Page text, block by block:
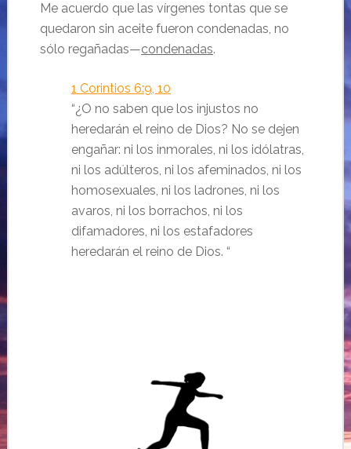
Me acuerdo que las vírgenes tontas que se
quedaron sin aceite fueron condenadas, no
sólo regañadas—condenadas.
1 Corintios 6:9, 10
“¿O no saben que los injustos no
heredarán el reino de Dios? No se dejen
engañar: ni los inmorales, ni los idólatras,
ni los adúlteros, ni los afeminados, ni los
homosexuales, ni los ladrones, ni los
avaros, ni los borrachos, ni los
difamadores, ni los estafadores
heredarán el reino de Dios. “